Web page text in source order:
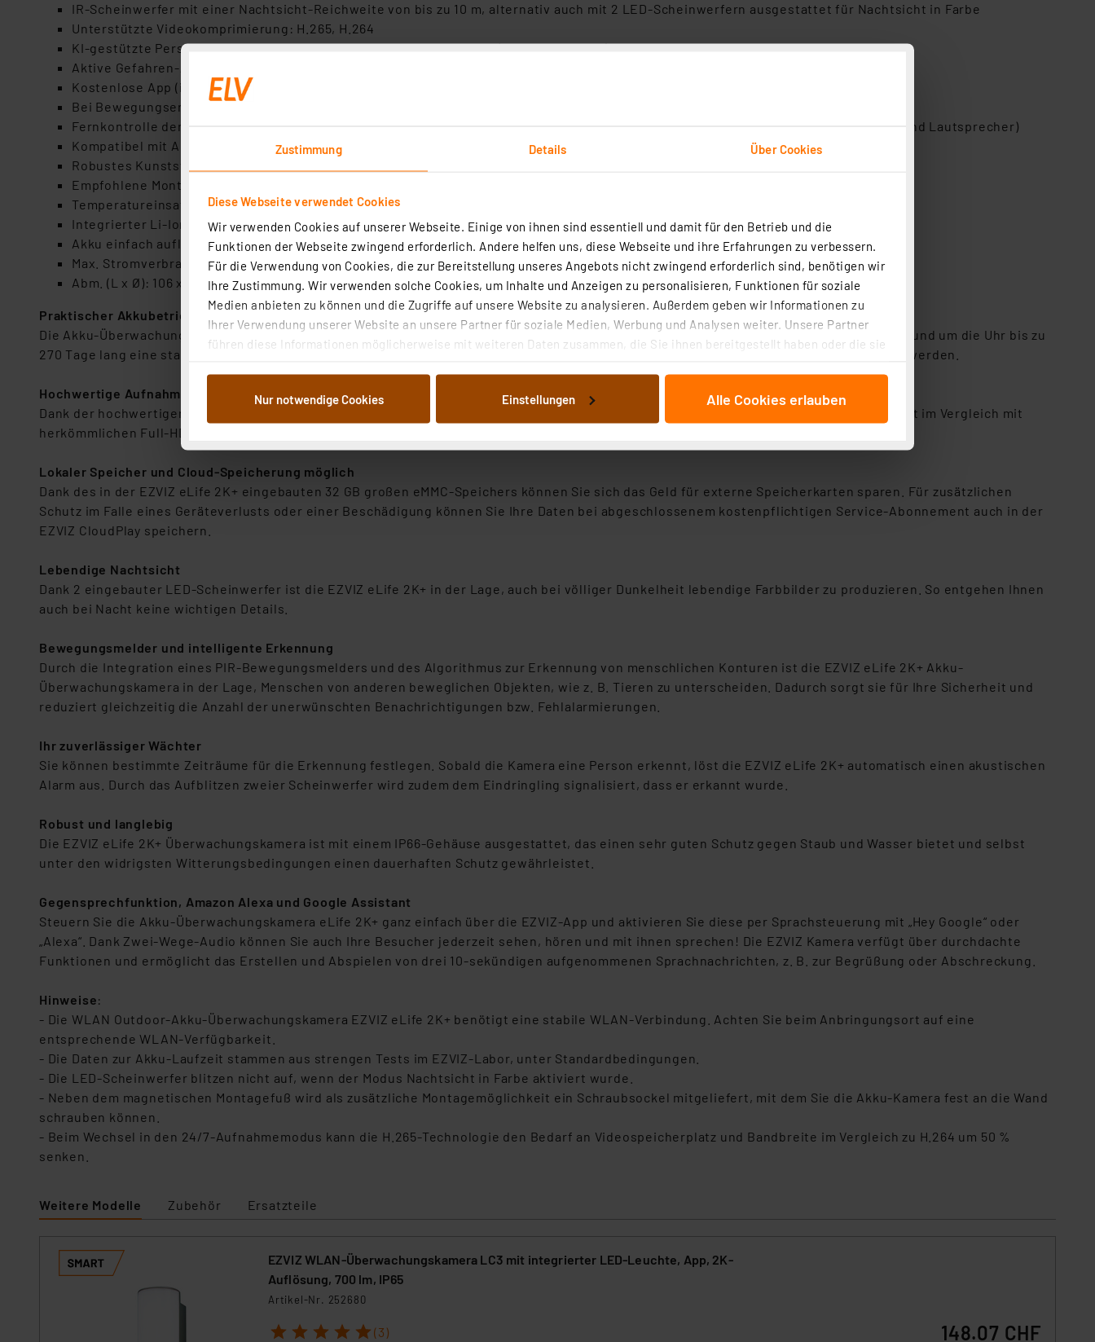
Zustimmung Details Über Cookies
Diese Webseite verwendet Cookies
Wir verwenden Cookies auf unserer Webseite. Einige von ihnen sind essentiell und damit für den Betrieb und die
Funktionen der Webseite zwingend erforderlich. Andere helfen uns, diese Webseite und ihre Erfahrungen zu verbessern.
Für die Verwendung von Cookies, die zur Bereitstellung unseres Angebots nicht zwingend erforderlich sind, benötigen wir
Ihre Zustimmung. Wir verwenden solche Cookies, um Inhalte und Anzeigen zu personalisieren, Funktionen für soziale
Medien anbieten zu können und die Zugriffe auf unsere Website zu analysieren. Außerdem geben wir Informationen zu
Ihrer Verwendung unserer Website an unsere Partner für soziale Medien, Werbung und Analysen weiter. Unsere Partner
führen diese Informationen möglicherweise mit weiteren Daten zusammen, die Sie ihnen bereitgestellt haben oder die sie
Weiterverarbeitung für die nachfolgend dargestellten bzw. die von Ihnen ausgewählten Verarbeitungszwecke (Art. 6
Abs.1a DSG-VO) zu. Eine detaillierte Auflistung der einzelnen Cookies nach Zweck und Anbieter ist durch Klick auf den
anpassen oder widerrufen. Die Rechtmäßigkeit der Speicherung, Abrufung und Weiterverarbeitung dieser Daten zur
Auswertung und Analyse bis zum Zeitpunkt des Widerrufs bleibt hiervon unberührt. Ihre Browser-Einstellungen können
dazu führen, dass die Einstellungen nicht längerfristig gespeichert werden und dieses Banner erneut angezeigt wird.
Nähere Infos zu diesen Drittanbietern und zu der jeweiligen Datenübermittlung erhalten Sie in der Datenschutzerklärung.
Für die USA besteht kein Angemessenheitsbeschluss der EU. Dies bedeutet, dass die USA als Land mit unzureichendem
Daten in Überwachungsprogrammen verarbeiten, ohne dass hiergegen Klagemöglichkeiten für Europäer bestehen.
Unsere Kooperation mit diesen Dienstleistern stützt sich auf die Standarddatenschutzklauseln der Europäischen
Kommission sowie einer eigenen Beurteilung der mit der Datenübermittlung, insbesondere der Art der übermittelten
Daten, verbundenen Risiken.“
Nur notwendige Cookies Einstellungen Alle Cookies erlauben
IR-Scheinwerfer mit einer Nachtsicht-Reichweite von bis zu 10 m, alternativ auch mit 2 LED-Scheinwerfern ausgestattet für Nachtsicht in Farbe
Unterstützte Videokomprimierung: H.265, H.264
KI-gestützte Personenerkennung für Minimierung von Fehlalarmen (z. B. durch Tiere)
Aktive Gefahren-Abwehr durch akustischen Alarm und LED-Blitz
Kostenlose App (iOS und Android) für bequeme Konfiguration und Live-Fernzugriff (Verschlüsselung: AES-128, TLS 1.2)
Bei Bewegungserfassung Ausgabe einer Push-Nachricht auf das Smartphone
Fernkontrolle der Live-Kamerabilder und komfortable Gegensprechmöglichkeit für Echtzeit-Kommunikation (integriertes Mikrofon und Lautsprecher)
Kompatibel mit Amazon Alexa, Google Assistant und IFTTT
Robustes Kunststoffgehäuse mit magnetischer Wandhalterung
Empfohlene Montagehöhe: 3 m / bitte ebenfalls die WLAN-Verfügbarkeit am Montage-Standort berücksichtigen
Temperatureinsatzbereich: -20 °C bis +50 °C, Schutzart: IP66
Integrierter Li-Ion-Akku (10400 mAh), Akkulaufzeit beträgt bis 270 Tage
Akku einfach aufladbar via USB-Verbindung (5 V DC, 2 A), alternativ Unterstützung duch EZVIZ Solarpanel möglich (siehe Zubehör)
Max. Stromverbrauch im Betrieb: 5 W
Abm. (L x Ø): 106 x 63 mm; Gewicht: 365 g
Praktischer Akkubetrieb
Die Akku-Überwachungskamera eLife 2K+ ist mit einem 10400-mAh-Lithium-Akku ausgestattet und bietet mit einer einzigen Akkuladung rund um die Uhr bis zu
270 Tage lang eine stabile Leistung. Sie kann für eine Akku-Unterstützung auch an das EZVIZ-Solarmodul (siehe Zubehör) angeschlossen werden.
Hochwertige Aufnahmen
Dank der hochwertigen 2K-Videoauflösung sind selbst kleinste Details gut sichtbar. Die Akku-Überwachungskamera EZVIZ eLife 2K+ bietet im Vergleich mit
herkömmlichen Full-HD-Kameras (1080p) ein besseres visuelles Erlebnis und eine doppelt so hohe Auflösung.
Lokaler Speicher und Cloud-Speicherung möglich
Dank des in der EZVIZ eLife 2K+ eingebauten 32 GB großen eMMC-Speichers können Sie sich das Geld für externe Speicherkarten sparen. Für zusätzlichen
Schutz im Falle eines Geräteverlusts oder einer Beschädigung können Sie Ihre Daten bei abgeschlossenem kostenpflichtigen Service-Abonnement auch in der
EZVIZ CloudPlay speichern.
Lebendige Nachtsicht
Dank 2 eingebauter LED-Scheinwerfer ist die EZVIZ eLife 2K+ in der Lage, auch bei völliger Dunkelheit lebendige Farbbilder zu produzieren. So entgehen Ihnen
auch bei Nacht keine wichtigen Details.
Bewegungsmelder und intelligente Erkennung
Durch die Integration eines PIR-Bewegungsmelders und des Algorithmus zur Erkennung von menschlichen Konturen ist die EZVIZ eLife 2K+ Akku-
Überwachungskamera in der Lage, Menschen von anderen beweglichen Objekten, wie z. B. Tieren zu unterscheiden. Dadurch sorgt sie für Ihre Sicherheit und
reduziert gleichzeitig die Anzahl der unerwünschten Benachrichtigungen bzw. Fehlalarmierungen.
Ihr zuverlässiger Wächter
Sie können bestimmte Zeiträume für die Erkennung festlegen. Sobald die Kamera eine Person erkennt, löst die EZVIZ eLife 2K+ automatisch einen akustischen
Alarm aus. Durch das Aufblitzen zweier Scheinwerfer wird zudem dem Eindringling signalisiert, dass er erkannt wurde.
Robust und langlebig
Die EZVIZ eLife 2K+ Überwachungskamera ist mit einem IP66-Gehäuse ausgestattet, das einen sehr guten Schutz gegen Staub und Wasser bietet und selbst
unter den widrigsten Witterungsbedingungen einen dauerhaften Schutz gewährleistet.
Gegensprechfunktion, Amazon Alexa und Google Assistant
Steuern Sie die Akku-Überwachungskamera eLife 2K+ ganz einfach über die EZVIZ-App und aktivieren Sie diese per Sprachsteuerung mit „Hey Google“ oder
„Alexa“. Dank Zwei-Wege-Audio können Sie auch Ihre Besucher jederzeit sehen, hören und mit ihnen sprechen! Die EZVIZ Kamera verfügt über durchdachte
Funktionen und ermöglicht das Erstellen und Abspielen von drei 10-sekündigen aufgenommenen Sprachnachrichten, z. B. zur Begrüßung oder Abschreckung.
Hinweise:
- Die WLAN Outdoor-Akku-Überwachungskamera EZVIZ eLife 2K+ benötigt eine stabile WLAN-Verbindung. Achten Sie beim Anbringungsort auf eine
entsprechende WLAN-Verfügbarkeit.
- Die Daten zur Akku-Laufzeit stammen aus strengen Tests im EZVIZ-Labor, unter Standardbedingungen.
- Die LED-Scheinwerfer blitzen nicht auf, wenn der Modus Nachtsicht in Farbe aktiviert wurde.
- Neben dem magnetischen Montagefuß wird als zusätzliche Montagemöglichkeit ein Schraubsockel mitgeliefert, mit dem Sie die Akku-Kamera fest an die Wand
schrauben können.
- Beim Wechsel in den 24/7-Aufnahmemodus kann die H.265-Technologie den Bedarf an Videospeicherplatz und Bandbreite im Vergleich zu H.264 um 50 %
senken.
Weitere Modelle Zubehör Ersatzteile
EZVIZ WLAN-Überwachungskamera LC3 mit integrierter LED-Leuchte, App, 2K-
Auflösung, 700 lm, IP65
Artikel-Nr. 252680
1 2 3 4 5 (3) 148.07 CHF